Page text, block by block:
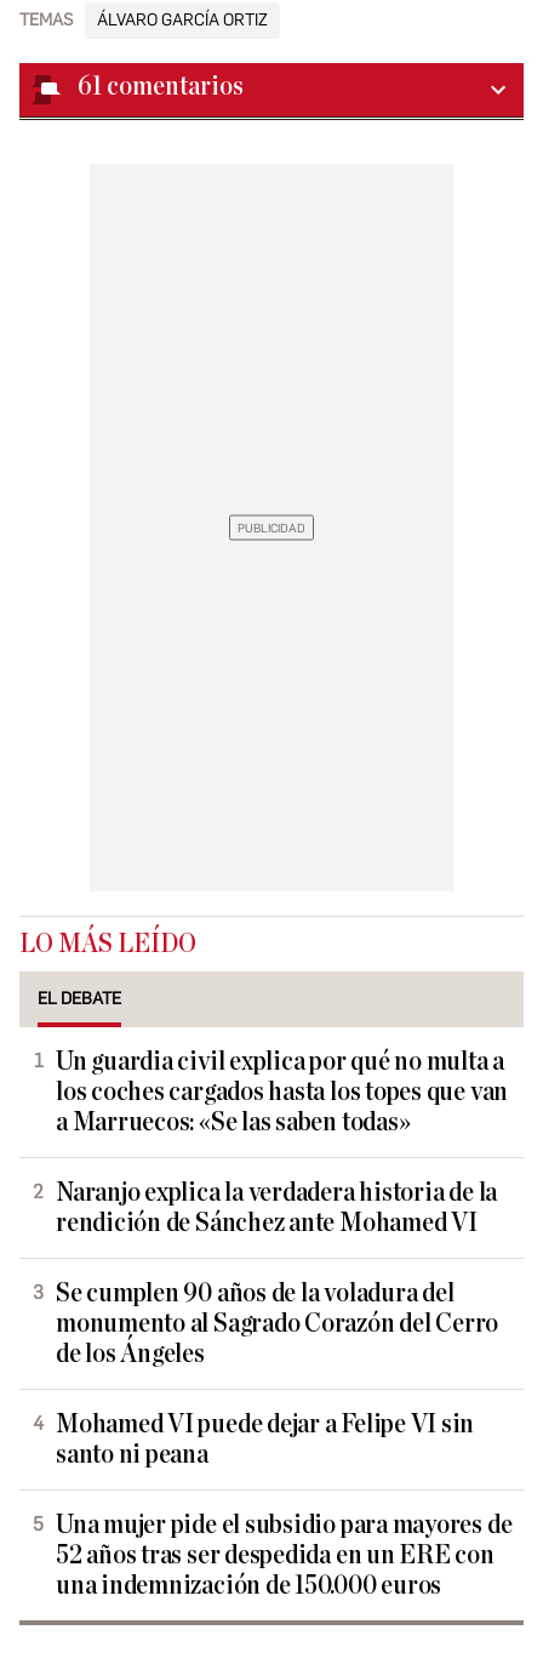
TEMAS ÁLVARO GARCÍA ORTIZ
61 comentarios
LO MÁS LEÍDO
EL DEBATE
Un guardia civil explica por qué no multa a
los coches cargados hasta los topes que van
a Marruecos: «Se las saben todas»
Naranjo explica la verdadera historia de la
rendición de Sánchez ante Mohamed VI
Se cumplen 90 años de la voladura del
monumento al Sagrado Corazón del Cerro
de los Ángeles
Mohamed VI puede dejar a Felipe VI sin
santo ni peana
Una mujer pide el subsidio para mayores de
52 años tras ser despedida en un ERE con
una indemnización de 150.000 euros